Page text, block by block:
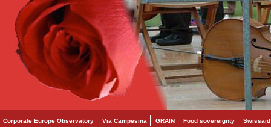
Corporate Europe Observatory Via Campesina GRAIN Food sovereignty Swissaid